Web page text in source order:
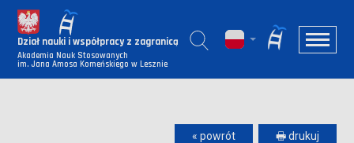
Dział nauki i współpracy z zagranicą
Akademia Nauk Stosowanych
im. Jana Amosa Komeńskiego w Lesznie
« powrót 🖶 drukuj